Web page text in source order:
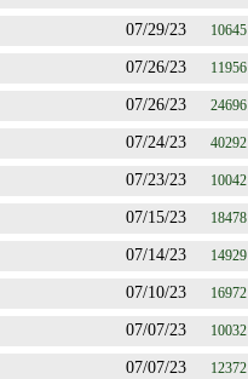
07/29/23 10645
07/26/23 11956
07/26/23 24696
07/24/23 40292
07/23/23 10042
07/15/23 18478
07/14/23 14929
07/10/23 16972
07/07/23 10032
07/07/23 12372